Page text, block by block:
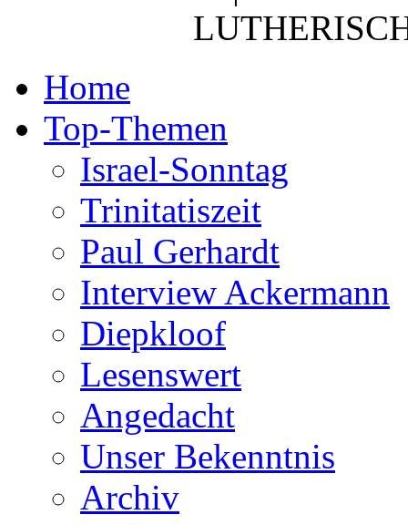
Home
Top-Themen
Israel-Sonntag
Trinitatiszeit
Paul Gerhardt
Interview Ackermann
Diepkloof
Lesenswert
Angedacht
Unser Bekenntnis
Archiv